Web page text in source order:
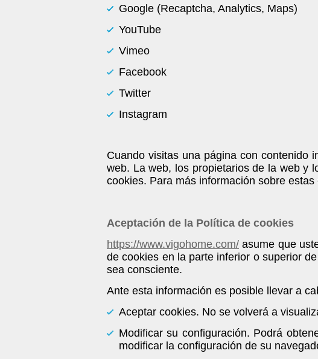
Google (Recaptcha, Analytics, Maps)
YouTube
Vimeo
Facebook
Twitter
Instagram
Cuando visitas una página con contenido
web. La web, los propietarios de la web y
cookies. Para más información sobre
Aceptación de la Política de cookies
https://www.vigohome.com/ asume que
de cookies en la parte inferior o superior
sea consciente.
Ante esta información es posible llevar a
Aceptar cookies. No se volverá a
Modificar su configuración. Podrá
modificar la configuración de su